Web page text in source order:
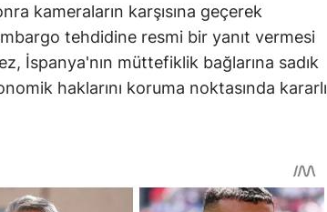
kameraların karşısına geçerek
tehdidine resmi bir yanıt vermesi
İspanya'nın müttefiklik bağlarına sadık
haklarını koruma noktasında kararlı